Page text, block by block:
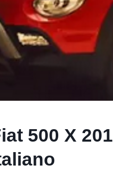
500 X